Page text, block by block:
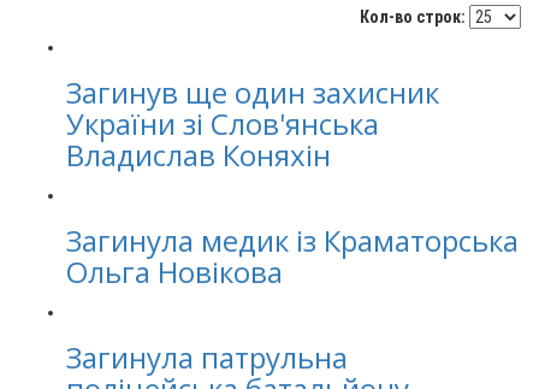
Кол-во строк:
Загинув ще один захисник
України зі Слов'янська
Владислав Коняхін
Загинула медик із Краматорська
Ольга Новікова
Загинула патрульна